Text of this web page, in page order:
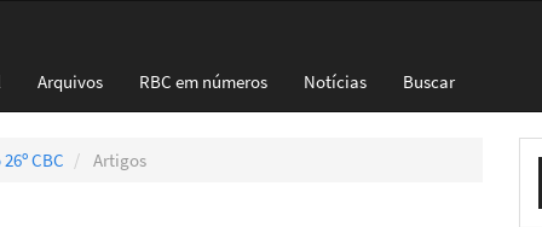
Arquivos RBC em números Notícias Buscar
CBC Artigos